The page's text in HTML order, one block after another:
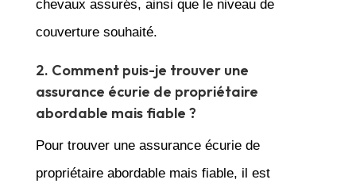
chevaux assurés, ainsi que le niveau de
couverture souhaité.
2. Comment puis-je trouver une
assurance écurie de propriétaire
abordable mais fiable ?
Pour trouver une assurance écurie de
propriétaire abordable mais fiable, il est